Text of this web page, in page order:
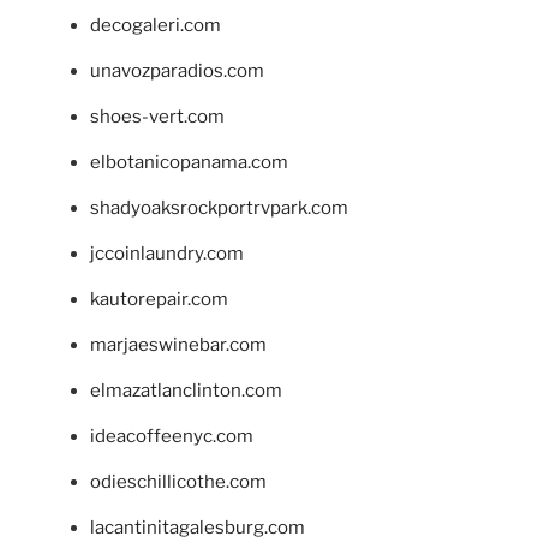
decogaleri.com
unavozparadios.com
shoes-vert.com
elbotanicopanama.com
shadyoaksrockportrvpark.com
jccoinlaundry.com
kautorepair.com
marjaeswinebar.com
elmazatlanclinton.com
ideacoffeenyc.com
odieschillicothe.com
lacantinitagalesburg.com